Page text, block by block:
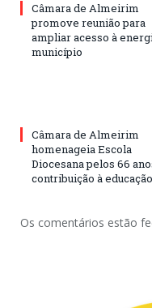
Câmara de Almeirim
promove reunião para
ampliar acesso à
município
Câmara de Almeirim
homenageia Escola
Diocesana pelos 66
contribuição à educação
Os comentários estão